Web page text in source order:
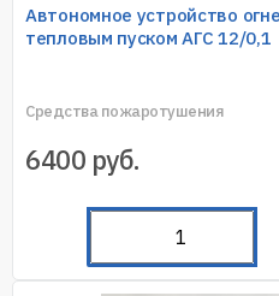
Автономное устройство
тепловым пуском АГС 12/0,1
Средства пожаротушения
6400 руб.